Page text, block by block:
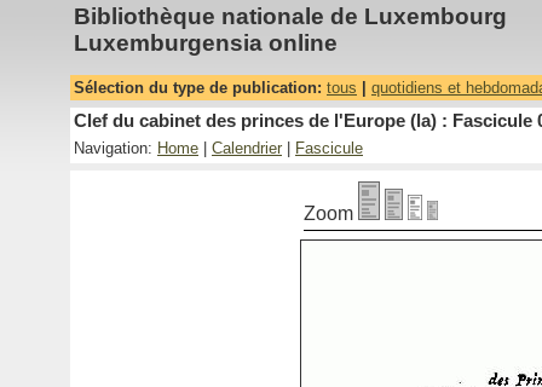
Bibliothèque nationale de Luxembourg
Luxemburgensia online
Sélection du type de publication: tous quotidiens et
Clef du cabinet des princes de l'Europe (la) : Fascicule
Navigation: Home Calendrier Fascicule
Zoom